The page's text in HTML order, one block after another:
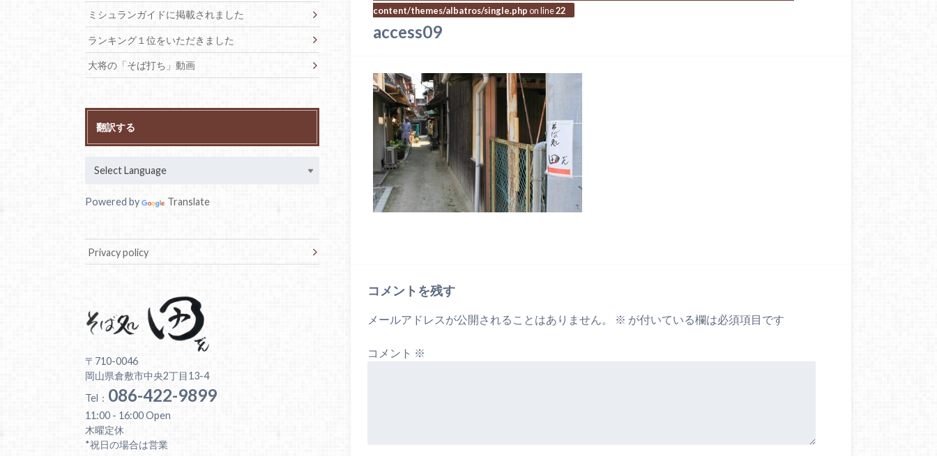
content/themes/albatros/single.phpon line22
access09
コメントを残す
メールアドレスが公開されることはありません。 ※ が付いている欄は必須項目です
コメント ※
ミシュランガイドに掲載されました
ランキング１位をいただきました
大将の「そば打ち」動画
翻訳する
Powered by Translate
Privacy policy
〒710-0046
岡山県倉敷市中央2丁目13-4
Tel： 086-422-9899
11:00 - 16:00 Open
木曜定休
*祝日の場合は営業